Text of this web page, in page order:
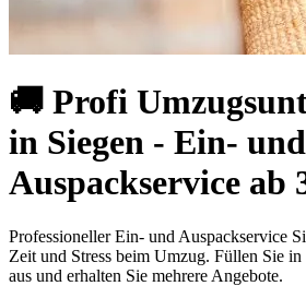
🚚 Profi
in Siegen - Ein- und
Auspackservice ab
Professioneller Ein- und Auspackservice
Zeit und Stress beim Umzug. Füllen Sie
aus und erhalten Sie mehrere Angebote.